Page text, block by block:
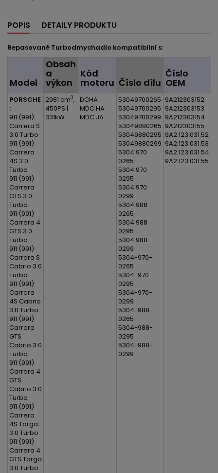
POPIS DETAILY PRODUKTU
Repasované Turbodmychadlo kompatibilní s:
Model
Obsah
a
výkon
Kód
motoru Číslo dílu
Číslo
OEM
PORSCHE
:
911 (991)
Carrera S
3.0 Turbo
911 (991)
Carrera
4S 3.0
Turbo
911 (991)
Carrera
GTS 3.0
Turbo
911 (991)
Carrera 4
GTS 3.0
Turbo
911 (991)
Carrera S
Cabrio 3.0
Turbo
911 (991)
Carrera
4S Cabrio
3.0 Turbo
911 (991)
Carrera
GTS
Cabrio 3.0
Turbo
911 (991)
Carrera 4
GTS
Cabrio 3.0
Turbo
911 (991)
Carrera
4S Targa
3.0 Turbo
911 (991)
Carrera 4
GTS Targa
3.0 Turbo
2981 cm3,
450PS |
331kW
DCHA
MDC.HA
MDC.JA
53049700265
53049700295
53049700299
53049880265
53049880295
53049880299
5304 970
0265
5304 970
0295
5304 970
0299
5304 988
0265
5304 988
0295
5304 988
0299
5304-970-
0265
5304-970-
0295
5304-970-
0299
5304-988-
0265
5304-988-
0295
5304-988-
0299
9A212303152
9A212303153
9A212303154
9A212303155
9A2.123.031.52
9A2.123.031.53
9A2.123.031.54
9A2.123.031.55